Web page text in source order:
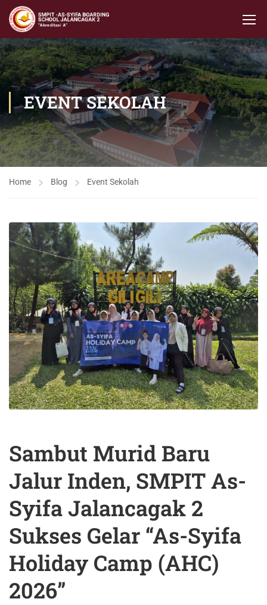
EVENT SEKOLAH
Home Blog Event Sekolah
Sambut Murid Baru
Jalur Inden, SMPIT As-
Syifa Jalancagak 2
Sukses Gelar “As-Syifa
Holiday Camp (AHC)
2026”